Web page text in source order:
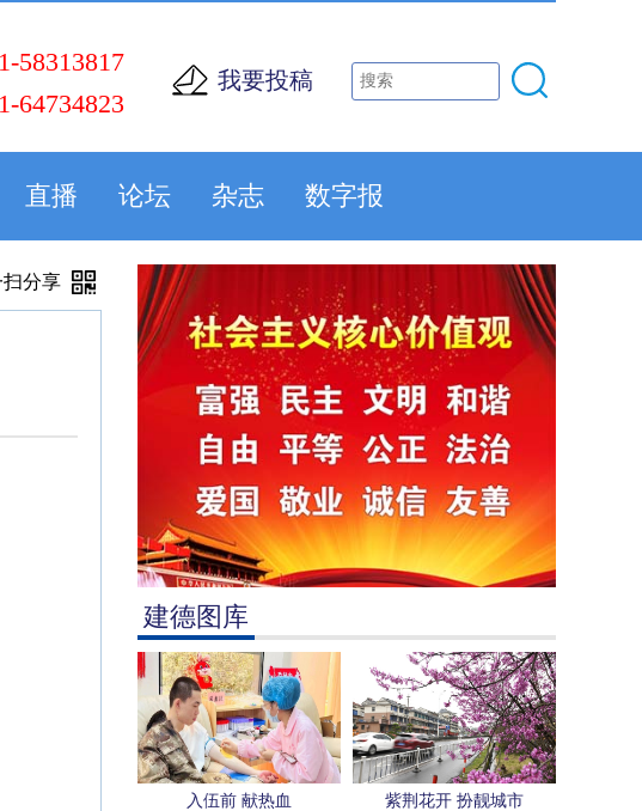
58313817
64734823
我要投稿
直播 论坛 杂志 数字报
建德图库
入伍前 献热血 紫荆花开 扮靓城市
分享